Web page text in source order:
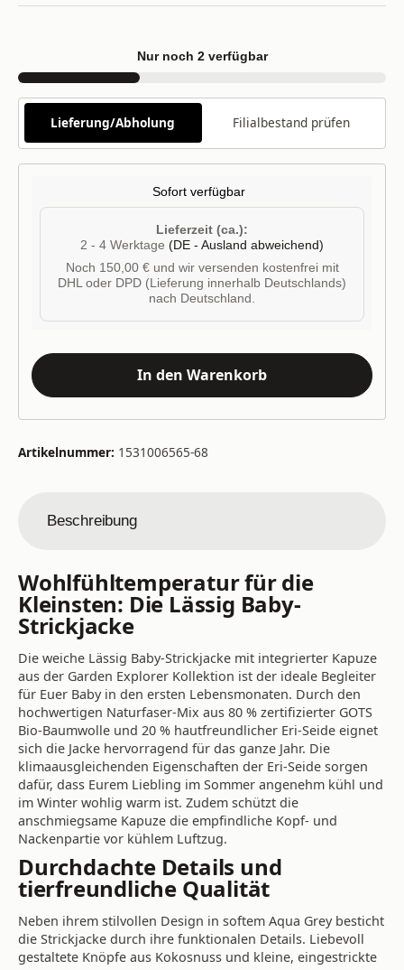
Nur noch 2 verfügbar
Lieferung/Abholung Filialbestand prüfen
Sofort verfügbar
Lieferzeit (ca.):
2 - 4 Werktage (DE - Ausland abweichend)
Noch 150,00 € und wir versenden kostenfrei mit
DHL oder DPD (Lieferung innerhalb Deutschlands)
nach Deutschland.
In den Warenkorb
Artikelnummer: 1531006565-68
Beschreibung
Wohlfühltemperatur für die
Kleinsten: Die Lässig Baby-
Strickjacke
Die weiche Lässig Baby-Strickjacke mit integrierter Kapuze
aus der Garden Explorer Kollektion ist der ideale Begleiter
für Euer Baby in den ersten Lebensmonaten. Durch den
hochwertigen Naturfaser-Mix aus 80 % zertifizierter GOTS
Bio-Baumwolle und 20 % hautfreundlicher Eri-Seide eignet
sich die Jacke hervorragend für das ganze Jahr. Die
klimaausgleichenden Eigenschaften der Eri-Seide sorgen
dafür, dass Eurem Liebling im Sommer angenehm kühl und
im Winter wohlig warm ist. Zudem schützt die
anschmiegsame Kapuze die empfindliche Kopf- und
Nackenpartie vor kühlem Luftzug.
Durchdachte Details und
tierfreundliche Qualität
Neben ihrem stilvollen Design in softem Aqua Grey besticht
die Strickjacke durch ihre funktionalen Details. Liebevoll
gestaltete Knöpfe aus Kokosnuss und kleine, eingestrickte